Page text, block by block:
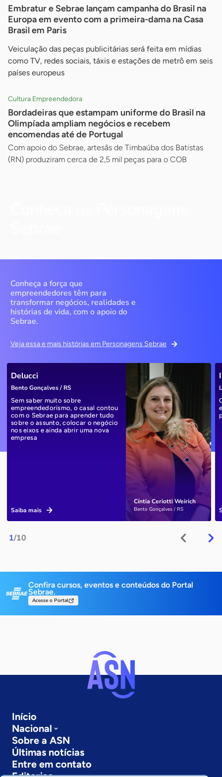
Embratur e Sebrae lançam campanha do Brasil na
Europa em evento com a primeira-dama na Casa
Brasil em Paris
Veiculação das peças publicitárias será feita em mídias
como TV, redes sociais, táxis e estações de metrô em seis
países europeus
Cultura Empreendedora
Bordadeiras que estampam uniforme do Brasil na
Olimpíada ampliam negócios e recebem
encomendas até de Portugal
Com apoio do Sebrae, artesãs de Timbaúba dos Batistas
(RN) produziram cerca de 2,5 mil peças para o COB
Conheça a força que
empreendedores têm para
transformar negócios, realidades e
histórias de vida, com o apoio do
Sebrae.
Veja essa e mais histórias em Personagens Sebrae
1/10
Cíntia Ceriotti Weirich
Bento Gonçalves / RS
Delucci
Bento Gonçalves / RS
Sem saber muito sobre
empreendedorismo, o casal contou
com o Sebrae para aprender tudo
sobre o assunto, colocar o negócio
nos eixos e ainda abrir uma nova
empresa
Saiba mais
Confira cursos, eventos e conteúdos do Portal
Sebrae.
Acesse o Portal
Início
Nacional
Sobre a ASN
Últimas notícias
Entre em contato